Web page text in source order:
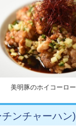
美明豚のホイコーロー
ンチャーハン)